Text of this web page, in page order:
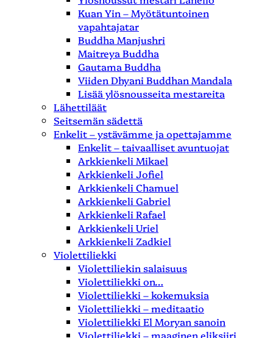
Kuan Yin – Myötätuntoinen
vapahtajatar
Buddha Manjushri
Maitreya Buddha
Gautama Buddha
Viiden Dhyani Buddhan Mandala
Lisää ylösnousseita mestareita
Lähettiläät
Seitsemän sädettä
Enkelit – ystävämme ja opettajamme
Enkelit – taivaalliset avuntuojat
Arkkienkeli Mikael
Arkkienkeli Jofiel
Arkkienkeli Chamuel
Arkkienkeli Gabriel
Arkkienkeli Rafael
Arkkienkeli Uriel
Arkkienkeli Zadkiel
Violettiliekki
Violettiliekin salaisuus
Violettiliekki on…
Violettiliekki – kokemuksia
Violettiliekki – meditaatio
Violettiliekki El Moryan sanoin
Violettiliekki – maaginen eliksiiri